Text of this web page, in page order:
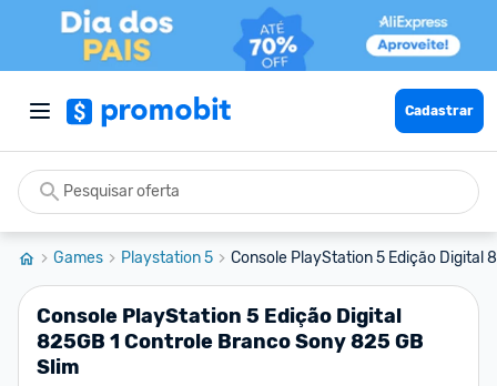
Cadastrar
Games Playstation 5 Console PlayStation 5 Edição Digital
Console PlayStation 5 Edição Digital
825GB 1 Controle Branco Sony 825 GB
Slim